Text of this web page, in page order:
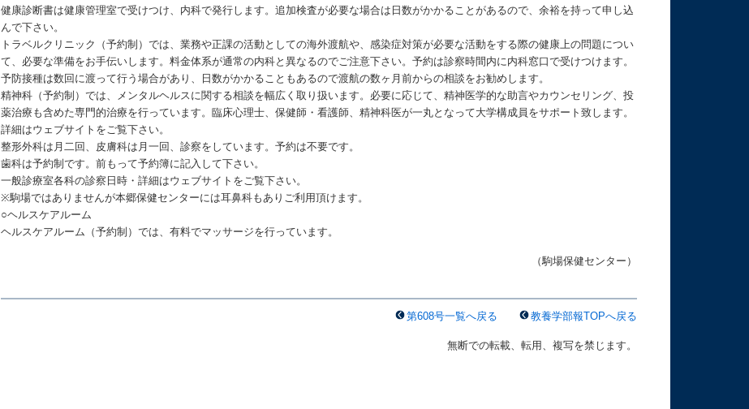
健康診断書は健康管理室で受けつけ、内科で発行します。追加検査が必要な場合は日数がかかることがあるので、余裕を持って申し込
んで下さい。
トラベルクリニック（予約制）では、業務や正課の活動としての海外渡航や、感染症対策が必要な活動をする際の健康上の問題につい
て、必要な準備をお手伝いします。料金体系が通常の内科と異なるのでご注意下さい。予約は診察時間内に内科窓口で受けつけます。
予防接種は数回に渡って行う場合があり、日数がかかることもあるので渡航の数ヶ月前からの相談をお勧めします。
精神科（予約制）では、メンタルヘルスに関する相談を幅広く取り扱います。必要に応じて、精神医学的な助言やカウンセリング、投
薬治療も含めた専門的治療を行っています。臨床心理士、保健師・看護師、精神科医が一丸となって大学構成員をサポート致します。
詳細はウェブサイトをご覧下さい。
整形外科は月二回、皮膚科は月一回、診察をしています。予約は不要です。
歯科は予約制です。前もって予約簿に記入して下さい。
一般診療室各科の診察日時・詳細はウェブサイトをご覧下さい。
※駒場ではありませんが本郷保健センターには耳鼻科もありご利用頂けます。
○ヘルスケアルーム
ヘルスケアルーム（予約制）では、有料でマッサージを行っています。
（駒場保健センター）
第608号一覧へ戻る 教養学部報TOPへ戻る
無断での転載、転用、複写を禁じます。